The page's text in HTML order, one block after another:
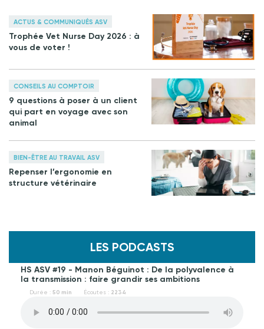
ACTUS & COMMUNIQUÉS ASV
Trophée Vet Nurse Day 2026 : à
vous de voter !
CONSEILS AU COMPTOIR
9 questions à poser à un client
qui part en voyage avec son
animal
BIEN-ÊTRE AU TRAVAIL ASV
Repenser l’ergonomie en
structure vétérinaire
LES PODCASTS
HS ASV #19 - Manon Béguinot : De la polyvalence à
la transmission : faire grandir ses ambitions
Durée : 50 min Écoutes : 2234